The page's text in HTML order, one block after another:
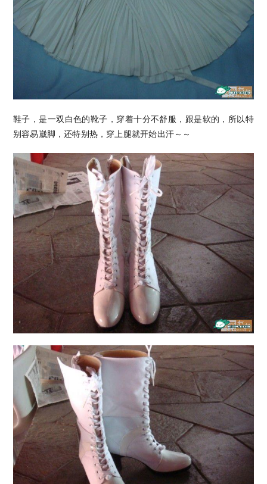
鞋子，是一双白色的靴子，穿着十分不舒服，跟是软的，所以特
别容易崴脚，还特别热，穿上腿就开始出汗～～